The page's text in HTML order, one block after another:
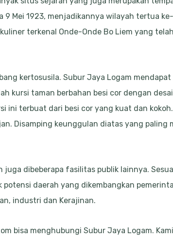
Mei 1923, menjadikannya wilayah tertua
terkenal Onde-Onde Bo Liem yang
kertosusila. Subur Jaya Logam mendapat
kursi taman berbahan besi cor dengan
ini terbuat dari besi cor yang kuat dan
Disamping keunggulan diatas yang paling
dibeberapa fasilitas publik lainnya.
daerah yang dikembangkan
industri dan Kerajinan.
bisa menghubungi Subur Jaya Logam.